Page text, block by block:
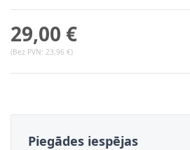
29,00 €
(Bez PVN: 23,96 €)
Piegādes iespējas